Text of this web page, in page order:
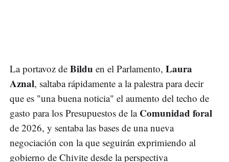
La portavoz de Bildu en el Parlamento, Laura
Aznal, saltaba rápidamente a la palestra para decir
que es "una buena noticia" el aumento del techo de
gasto para los Presupuestos de la Comunidad foral
de 2026, y sentaba las bases de una nueva
negociación con la que seguirán exprimiendo al
gobierno de Chivite desde la perspectiva